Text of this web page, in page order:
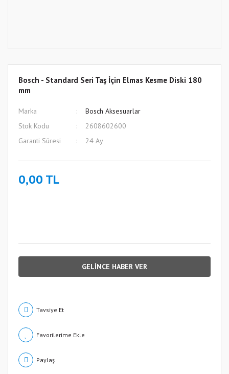
Bosch - Standard Seri Taş İçin Elmas Kesme Diski 180
mm
Marka
Bosch Aksesuarlar
Stok Kodu
2608602600
Garanti Süresi
24 Ay
0,00 TL
GELİNCE HABER VER
Tavsiye Et
Paylaş